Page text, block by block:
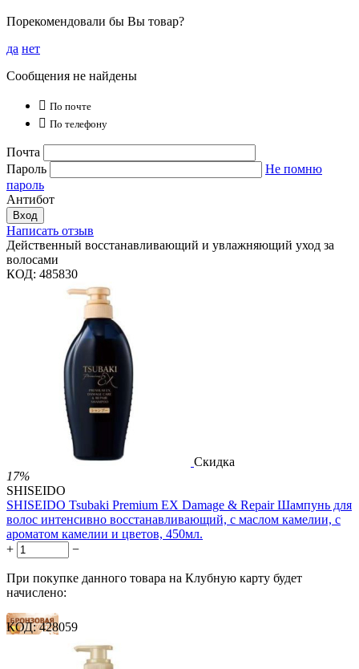
Порекомендовали бы Вы товар?
да нет
Сообщения не найдены
 По почте
 По телефону
Почта
Пароль
Не помню
пароль
Антибот
Вход
Написать отзыв
Действенный восстанавливающий и увлажняющий уход за
волосами
КОД: 485830
Скидка
17%
SHISEIDO
SHISEIDO Tsubaki Premium EX Damage & Repair Шампунь для
волос интенсивно восстанавливающий, с маслом камелии, с
ароматом камелии и цветов, 450мл.
+
−
При покупке данного товара на Клубную карту будет
начислено:
КОД: 428059